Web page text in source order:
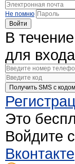
Не помню
Войти
В
для
Получить SMS c кодом
Это
Войдите
Вконтакте